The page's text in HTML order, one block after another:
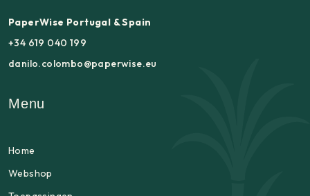
PaperWise Portugal & Spain
+34 619 040 199
danilo.colombo@paperwise.eu
Menu
Home
Webshop